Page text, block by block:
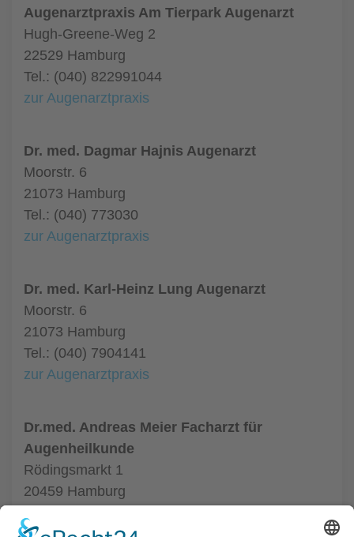
Augenarztpraxis Am Tierpark Augenarzt
Hugh-Greene-Weg 2
22529 Hamburg
Tel.: (040) 822991044
zur Augenarztpraxis
Dr. med. Dagmar Hajnis Augenarzt
Moorstr. 6
21073 Hamburg
Tel.: (040) 773030
zur Augenarztpraxis
Dr. med. Karl-Heinz Lung Augenarzt
Moorstr. 6
21073 Hamburg
Tel.: (040) 7904141
zur Augenarztpraxis
Dr.med. Andreas Meier Facharzt für
Augenheilkunde
Rödingsmarkt 1
20459 Hamburg
zur Augenarztpraxis